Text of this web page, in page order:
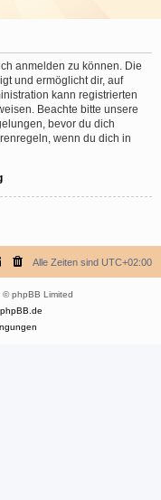
anmelden zu können. Die
und ermöglicht dir, auf
kann registrierten
Beachte bitte unsere
bevor du dich
wenn du dich in
Alle Zeiten sind UTC+02:00
© phpBB Limited
phpBB.de